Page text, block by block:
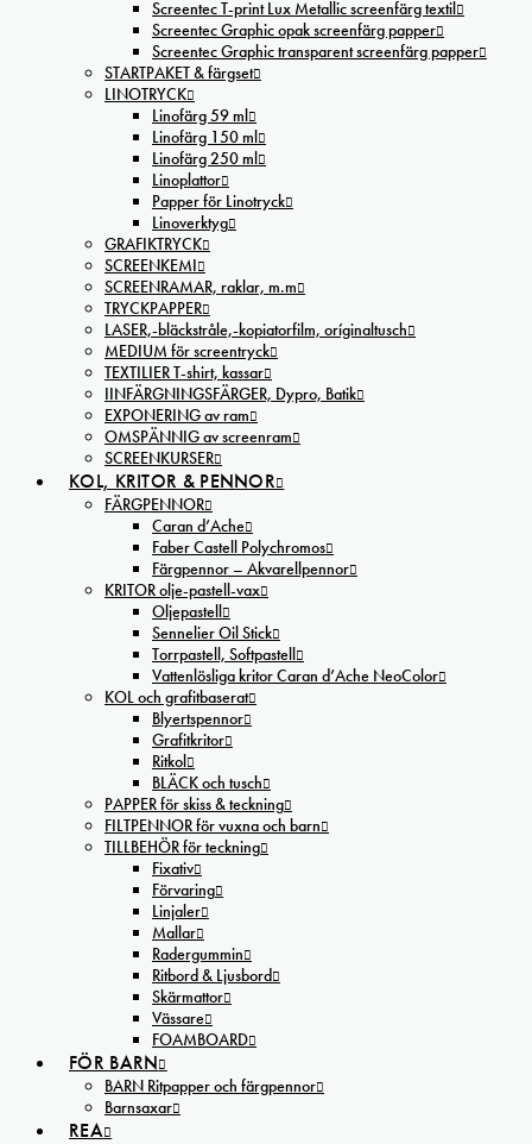
Screentec T-print Lux Metallic screenfärg textil
Screentec Graphic opak screenfärg papper
Screentec Graphic transparent screenfärg papper
STARTPAKET & färgset
LINOTRYCK
Linofärg 59 ml
Linofärg 150 ml
Linofärg 250 ml
Linoplattor
Papper för Linotryck
Linoverktyg
GRAFIKTRYCK
SCREENKEMI
SCREENRAMAR, raklar, m.m
TRYCKPAPPER
LASER,-bläckstråle,-kopiatorfilm, oríginaltusch
MEDIUM för screentryck
TEXTILIER T-shirt, kassar
IINFÄRGNINGSFÄRGER, Dypro, Batik
EXPONERING av ram
OMSPÄNNIG av screenram
SCREENKURSER
KOL, KRITOR & PENNOR
FÄRGPENNOR
Caran d’Ache
Faber Castell Polychromos
Färgpennor – Akvarellpennor
KRITOR olje-pastell-vax
Oljepastell
Sennelier Oil Stick
Torrpastell, Softpastell
Vattenlösliga kritor Caran d’Ache NeoColor
KOL och grafitbaserat
Blyertspennor
Grafitkritor
Ritkol
BLÄCK och tusch
PAPPER för skiss & teckning
FILTPENNOR för vuxna och barn
TILLBEHÖR för teckning
Fixativ
Förvaring
Linjaler
Mallar
Radergummin
Ritbord & Ljusbord
Skärmattor
Vässare
FOAMBOARD
FÖR BARN
BARN Ritpapper och färgpennor
Barnsaxar
REA